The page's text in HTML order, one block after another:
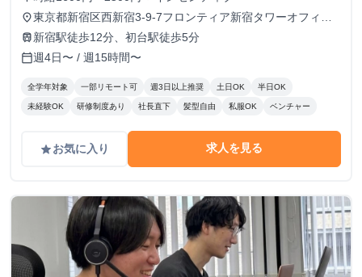
place東京都新宿区西新宿3-9-7フロンティア新宿タワーオフィス
3F
train 新宿駅徒歩12分、初台駅徒歩5分
calendar_today週4日〜 / 週15時間〜
全学年対象 一部リモート可 週3日以上推奨 土日OK 半日OK
未経験OK 研修制度あり 社長直下 髪型自由 私服OK ベンチャー
gradeお気に入り 求人を見る